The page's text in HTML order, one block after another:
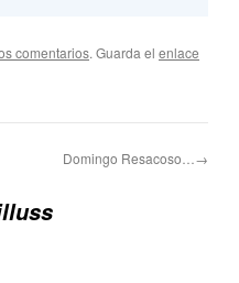
comentarios. Guarda el enlace
Domingo Resacoso…→